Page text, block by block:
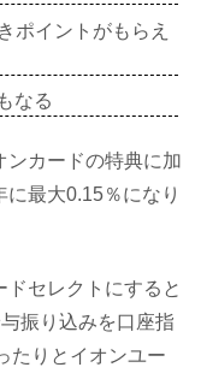
ポイントがもらえ
なる
ンカードの特典に加
最大0.15％になり
ドセレクトにすると
振り込みを口座指
たりとイオンユー